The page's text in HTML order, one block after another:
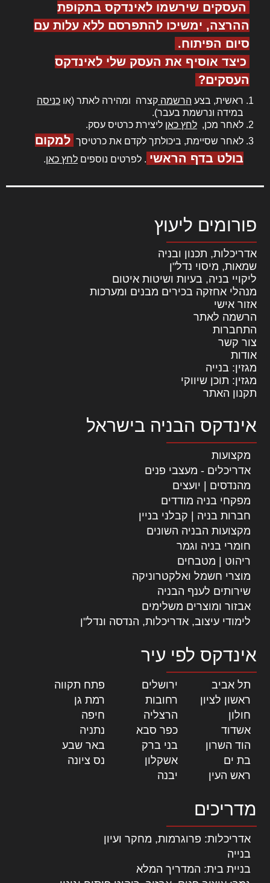
העסקים שירשמו לאינדקס בתקופת
ההרצה, ימשיכו להתפרסם ללא עלות עם
סיום הפיתוח.
כיצד אוסיף את העסק שלי לאינדקס
העסקים?
ראשית, בצע הרשמה קצרה ומהירה לאתר (או כניסה
במידה ונרשמת בעבר).
לאחר מכן, לחץ כאן ליצירת כרטיס עסק.
לאחר שסיימת, ביכולתך לקדם את כרטיסך למקום
בולט בדף הראשי . לפרטים נוספים לחץ כאן.
פורומים ליעוץ
אדריכלות, תכנון ובניה
שמאות, מיסוי נדל"ן
ליקויי בניה, בעיות ושיטות איטום
מנהלי אחזקה בכירים מבנים ומערכות
אזור אישי
הרשמה לאתר
התחברות
צור קשר
אודות
מגזין: בנייה
מגזין: תוכן שיווקי
תקנון האתר
אינדקס הבניה בישראל
מקצועות
אדריכלים - מעצבי פנים
מהנדסים | יועצים
מפקחי בניה מודדים
חברות בניה | קבלני בניין
מקצועות הבניה השונים
חומרי בניה וגמר
ריהוט | מטבחים
מוצרי חשמל ואלקטרוניקה
שירותים לענף הבניה
אבזור ומוצרים משלימים
לימודי עיצוב, אדריכלות, הנדסה ונדל"ן
אינדקס לפי עיר
תל אביב ירושלים פתח תקווה
ראשון לציון
רחובות רמת גן
חולון
הרצליה חיפה
אשדוד
כפר סבא נתניה
הוד השרון
בני ברק באר שבע
בת ים
אשקלון נס ציונה
ראש העין
יבנה
מדריכים
אדריכלות: פרוגרמות, מחקר ועיון
בנייה
בניית בית: המדריך המלא